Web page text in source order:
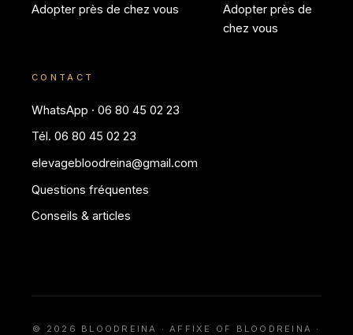
Adopter près de chez vous
Adopter près de
chez vous
CONTACT
WhatsApp · 06 80 45 02 23
Tél. 06 80 45 02 23
elevagebloodreina@gmail.com
Questions fréquentes
Conseils & articles
© 2026 BLOODREINA · AFFIXE OF BLOODREINA ·